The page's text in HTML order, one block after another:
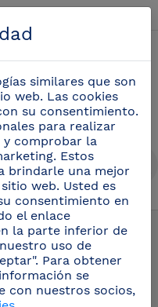
grifos (105)
similares que son
web. Las cookies
su consentimiento.
para realizar
y comprobar la
Estos
brindarle una mejor
web. Usted es
consentimiento en
el enlace
la parte inferior de
uso de
Para obtener
se
con nuestros socios,